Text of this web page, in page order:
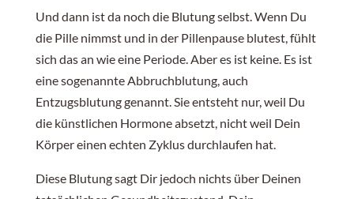
Und dann ist da noch die Blutung selbst. Wenn Du
die Pille nimmst und in der Pillenpause blutest, fühlt
sich das an wie eine Periode. Aber es ist keine. Es ist
eine sogenannte Abbruchblutung, auch
Entzugsblutung genannt. Sie entsteht nur, weil Du
die künstlichen Hormone absetzt, nicht weil Dein
Körper einen echten Zyklus durchlaufen hat.
Diese Blutung sagt Dir jedoch nichts über Deinen